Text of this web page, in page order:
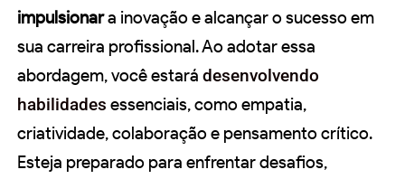
impulsionara inovação e alcançar o sucesso em
sua carreira profissional. Ao adotar essa
abordagem, você estará desenvolvendo
habilidades essenciais, como empatia,
criatividade, colaboração e pensamento crítico.
Esteja preparado para enfrentar desafios,